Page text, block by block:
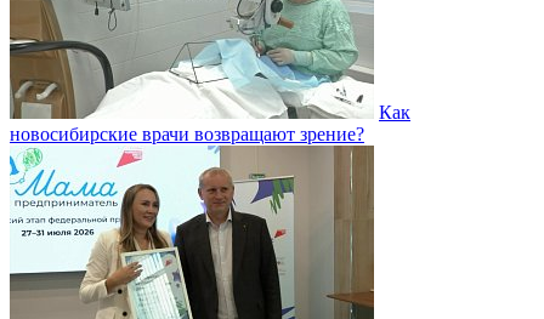
Как
новосибирские врачи возвращают зрение?